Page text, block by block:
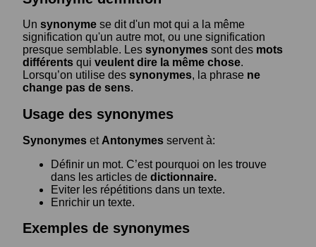
Un synonyme se dit d'un mot qui a la même
signification qu'un autre mot, ou une signification
presque semblable. Les synonymes sont des mots
différents qui veulent dire la même chose.
Lorsqu’on utilise des synonymes, la phrase ne
change pas de sens.
Usage des synonymes
Synonymes et Antonymes servent à:
Définir un mot. C’est pourquoi on les trouve
dans les articles de dictionnaire.
Eviter les répétitions dans un texte.
Enrichir un texte.
Exemples de synonymes